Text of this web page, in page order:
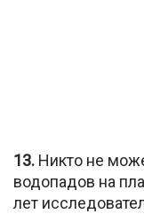
13. Никто не
водопадов на
лет